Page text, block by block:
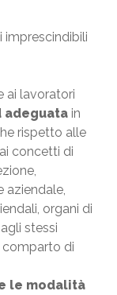
imprescindibili
ai lavoratori
adeguatain
rispetto alle
concetti di
aziendale,
organi di
stessi
di
le modalità